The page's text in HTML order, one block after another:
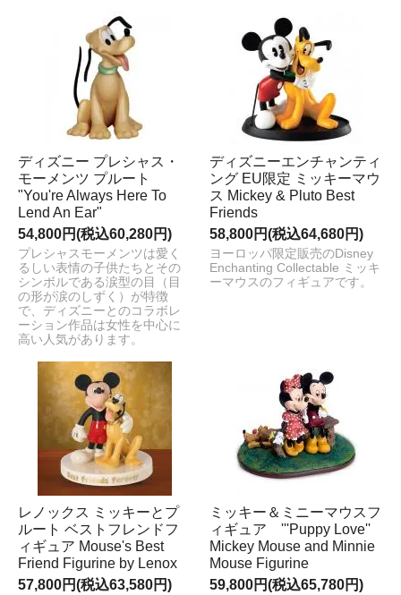
ディズニー プレシャス・
モーメンツ プルート
"You're Always Here To
Lend An Ear"
54,800円(税込60,280円)
プレシャスモーメンツは愛く
るしい表情の子供たちとその
シンボルである涙型の目（目
の形が涙のしずく）が特徴
で、ディズニーとのコラボレ
ーション作品は女性を中心に
高い人気があります。
ディズニーエンチャンティ
ング EU限定 ミッキーマウ
ス Mickey & Pluto Best
Friends
58,800円(税込64,680円)
ヨーロッパ限定販売のDisney
Enchanting Collectable ミッキ
ーマウスのフィギュアです。
レノックス ミッキーとプ
ルート ベストフレンドフ
ィギュア Mouse's Best
Friend Figurine by Lenox
57,800円(税込63,580円)
ミッキー＆ミニーマウスフ
ィギュア '''Puppy Love''
Mickey Mouse and Minnie
Mouse Figurine
59,800円(税込65,780円)